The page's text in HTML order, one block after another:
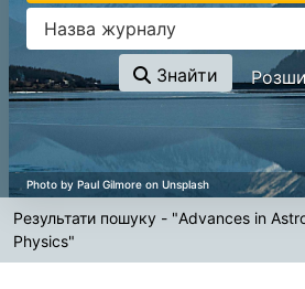
Знайти
Результати пошуку - "Advances in
Physics"